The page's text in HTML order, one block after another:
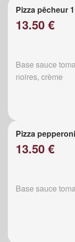
Pizza pêcheur
13.50 €
Base sauce
noires, crème
Pizza
13.50 €
Base sauce